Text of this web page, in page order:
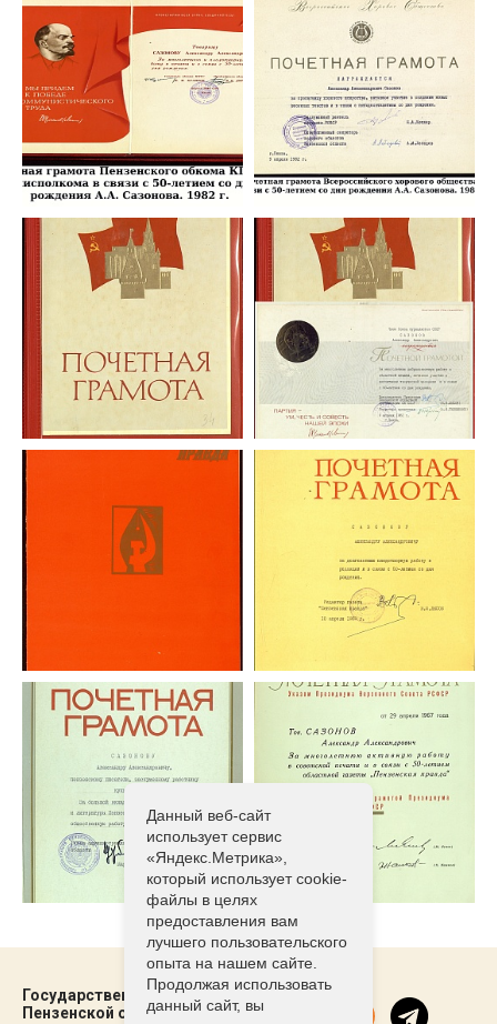
Государственный архив
Пензенской области ©2021-
Данный веб-сайт
использует сервис
«Яндекс.Метрика»,
который использует cookie-
файлы в целях
предоставления вам
лучшего пользовательского
опыта на нашем сайте.
Продолжая использовать
данный сайт, вы